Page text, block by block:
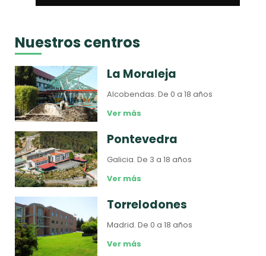
Nuestros centros
La Moraleja
Alcobendas.De 0 a 18 años
Ver más
Pontevedra
Galicia.De 3 a 18 años
Ver más
Torrelodones
Madrid.De 0 a 18 años
Ver más